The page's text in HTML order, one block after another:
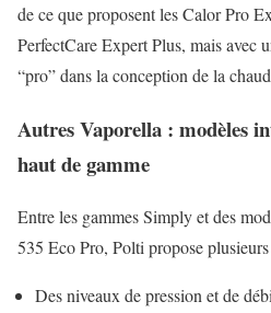
de ce que proposent les Calor Pro
PerfectCare Expert Plus, mais avec
“pro” dans la conception de la
Autres Vaporella : modèles
haut de gamme
Entre les gammes Simply et des
535 Eco Pro, Polti propose
Des niveaux de pression et de